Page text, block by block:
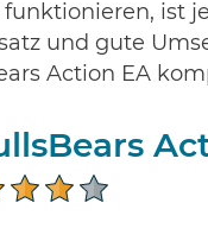
funktionieren, ist
und gute
Action EA